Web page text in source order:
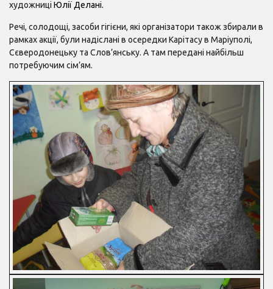
художниці Юлії Делані.
Речі, солодощі, засоби гігієни, які організатори також збирали в
рамках акції, були надіслані в осередки Карітасу в Маріуполі,
Сєверодонецьку та Слов’янську. А там передані найбільш
потребуючим сім’ям.